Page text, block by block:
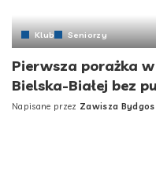
Klub Seniorzy
Pierwsza porażka
Bielska-Białej bez
Posted
Napisane przez Zawisza